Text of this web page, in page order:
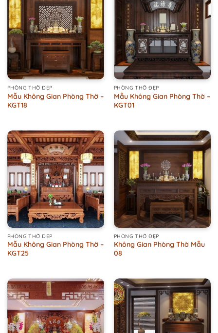
PHÒNG THỜ ĐẸP
Mẫu Không Gian Phòng Thờ –
KGT18
PHÒNG THỜ ĐẸP
Mẫu Không Gian Phòng Thờ –
KGT01
PHÒNG THỜ ĐẸP
Mẫu Không Gian Phòng Thờ –
KGT25
PHÒNG THỜ ĐẸP
Không Gian Phòng Thờ Mẫu
08